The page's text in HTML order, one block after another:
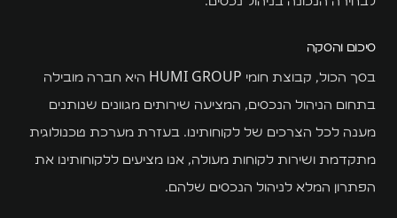
סיכום והסקה
בסך הכול, קבוצת חומי HUMI GROUP היא חברה מובילה
בתחום הניהול הנכסים, המציעה שירותים מגוונים שנותנים
מענה לכל הצרכים של לקוחותינו. בעזרת מערכת טכנולוגית
מתקדמת ושירות לקוחות מעולה, אנו מציעים ללקוחותינו את
הפתרון המלא לניהול הנכסים שלהם.